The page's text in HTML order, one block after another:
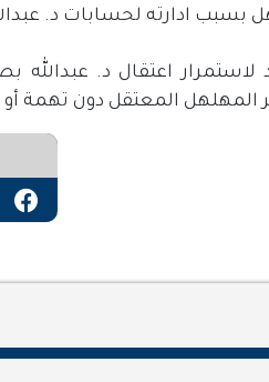
بسبب ادارته لحسابات د.
اعتقال د. عبدالله
المهلهل المعتقل دون تهمة